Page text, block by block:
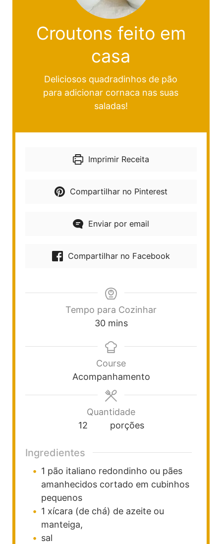
Croutons feito em
casa
Deliciosos quadradinhos de pão
para adicionar cornaca nas suas
saladas!
Imprimir Receita
Compartilhar no Pinterest
Enviar por email
Compartilhar no Facebook
Tempo para Cozinhar
30 mins
Course
Acompanhamento
Quantidade
12
porções
Ingredientes
1 pão italiano redondinho ou pães
amanhecidos cortado em cubinhos
pequenos
1 xícara (de chá) de azeite ou
manteiga,
sal